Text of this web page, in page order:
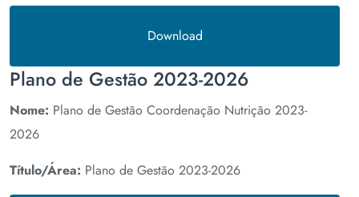
Download
Plano de Gestão 2023-2026
Nome: Plano de Gestão Coordenação Nutrição 2023-
2026
Título/Área: Plano de Gestão 2023-2026